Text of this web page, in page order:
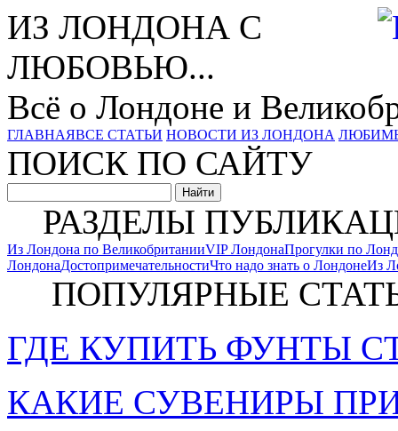
ИЗ ЛОНДОНА С
ЛЮБОВЬЮ...
Всё о Лондоне и
ГЛАВНАЯВСЕ СТАТЬИ НОВОСТИ ИЗ ЛОНДОНА
ПОИСК ПО САЙТУ
РАЗДЕЛЫ
Из Лондона по ВеликобританииVIP ЛондонаПрогулки по
ЛондонаДостопримечательностиЧто надо знать о ЛондонеИз
ПОПУЛЯРНЫЕ
ГДЕ КУПИТЬ ФУНТЫ
КАКИЕ СУВЕНИРЫ